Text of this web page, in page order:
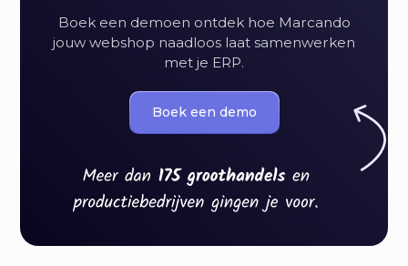
Boek een demoen ontdek hoe Marcando
jouw webshop naadloos laat samenwerken
met je ERP.
Boek een demo